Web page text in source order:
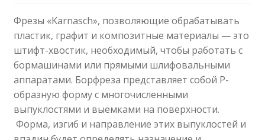
Фрезы «Karnasch», позволяющие обрабатывать
пластик, графит и композитные материалы — это
штифт-хвостик, необходимый, чтобы работать с
бормашинами или прямыми шлифовальными
аппаратами. Борфреза представляет собой P-
образную форму с многочисленными
выпуклостями и выемками на поверхности.
Форма, изгиб и направление этих выпуклостей и